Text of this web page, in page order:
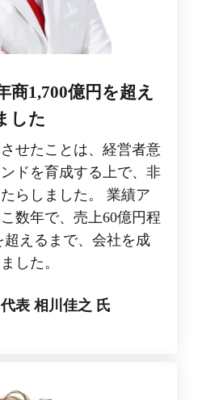
商1,700億円を超え
した
せたことは、経営者意
ドを育成する上で、非
らしました。 業績ア
数年で、売上60億円程
超えるまで、会社を成
した。
表 相川佳之 氏